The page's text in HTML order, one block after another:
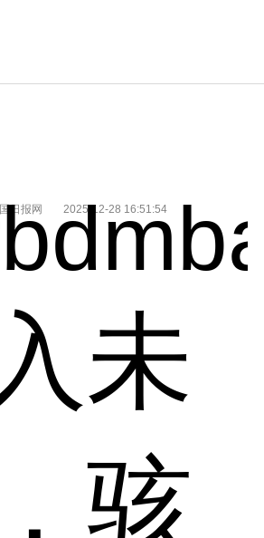
日报网 2025-12-28 16:51:54
未
骇